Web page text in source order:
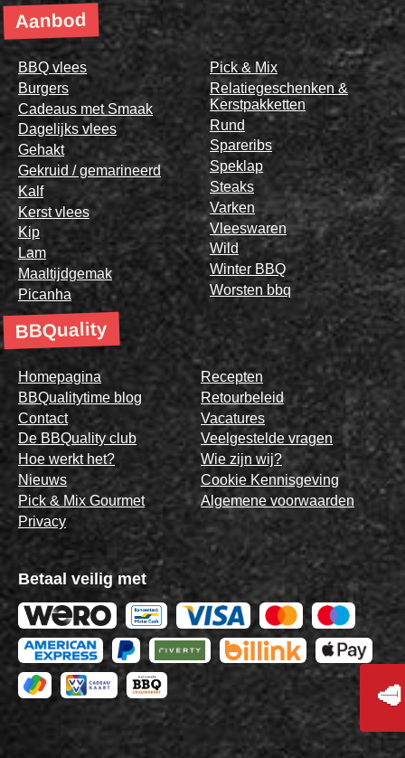
Aanbod
BBQ vlees
Burgers
Cadeaus met Smaak
Dagelijks vlees
Gehakt
Gekruid / gemarineerd
Kalf
Kerst vlees
Kip
Lam
Maaltijdgemak
Picanha
Pick & Mix
Relatiegeschenken &
Kerstpakketten
Rund
Spareribs
Speklap
Steaks
Varken
Vleeswaren
Wild
Winter BBQ
Worsten bbq
BBQuality
Homepagina
BBQualitytime blog
Contact
De BBQuality club
Hoe werkt het?
Nieuws
Pick & Mix Gourmet
Privacy
Recepten
Retourbeleid
Vacatures
Veelgestelde vragen
Wie zijn wij?
Cookie Kennisgeving
Algemene voorwaarden
Betaal veilig met
🥩